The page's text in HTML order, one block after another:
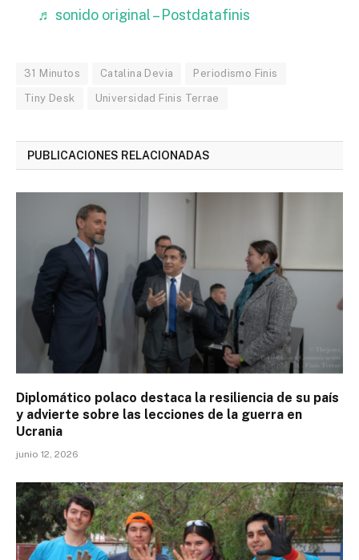
♬ sonido original – Postdatafinis
31 Minutos Catalina Devia Periodismo Finis
Tiny Desk Universidad Finis Terrae
PUBLICACIONES RELACIONADAS
Diplomático polaco destaca la resiliencia de su país
y advierte sobre las lecciones de la guerra en
Ucrania
junio 12, 2026